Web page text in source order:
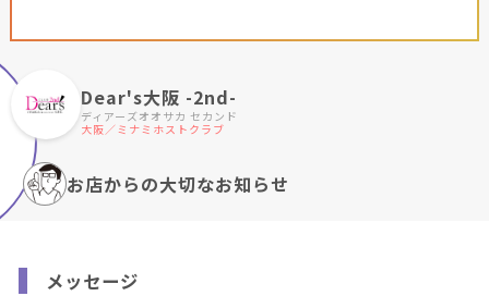
Dear's大阪 -2nd-
ディアーズオオサカ セカンド
大阪／ミナミホストクラブ
お店からの大切なお知らせ
メッセージ